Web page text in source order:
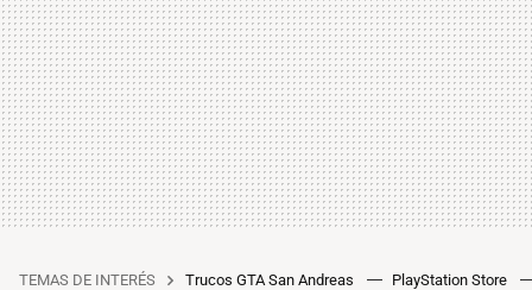
TEMAS DE INTERÉS Trucos GTA San Andreas PlayStation Store